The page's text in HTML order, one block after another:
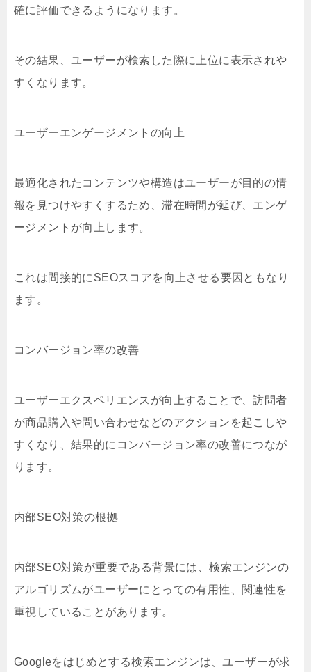
確に評価できるようになります。
その結果、ユーザーが検索した際に上位に表示されや
すくなります。
ユーザーエンゲージメントの向上
最適化されたコンテンツや構造はユーザーが目的の情
報を見つけやすくするため、滞在時間が延び、エンゲ
ージメントが向上します。
これは間接的にSEOスコアを向上させる要因ともなり
ます。
コンバージョン率の改善
ユーザーエクスペリエンスが向上することで、訪問者
が商品購入や問い合わせなどのアクションを起こしや
すくなり、結果的にコンバージョン率の改善につなが
ります。
内部SEO対策の根拠
内部SEO対策が重要である背景には、検索エンジンの
アルゴリズムがユーザーにとっての有用性、関連性を
重視していることがあります。
Googleをはじめとする検索エンジンは、ユーザーが求